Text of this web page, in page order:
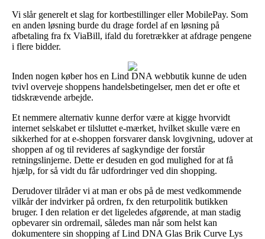
Vi slår generelt et slag for kortbestillinger eller MobilePay. Som
en anden løsning burde du drage fordel af en løsning på
afbetaling fra fx ViaBill, ifald du foretrækker at afdrage pengene
i flere bidder.
Inden nogen køber hos en Lind DNA webbutik kunne de uden
tvivl overveje shoppens handelsbetingelser, men det er ofte et
tidskrævende arbejde.
Et nemmere alternativ kunne derfor være at kigge hvorvidt
internet selskabet er tilsluttet e-mærket, hvilket skulle være en
sikkerhed for at e-shoppen forsvarer dansk lovgivning, udover at
shoppen af og til revideres af sagkyndige der forstår
retningslinjerne. Dette er desuden en god mulighed for at få
hjælp, for så vidt du får udfordringer ved din shopping.
Derudover tilråder vi at man er obs på de mest vedkommende
vilkår der indvirker på ordren, fx den returpolitik butikken
bruger. I den relation er det ligeledes afgørende, at man stadig
opbevarer sin ordremail, således man når som helst kan
dokumentere sin shopping af Lind DNA Glas Brik Curve Lys